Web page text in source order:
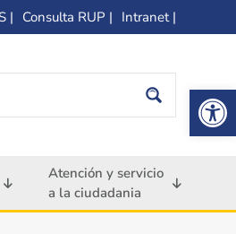
| Consulta RUP | Intranet |
Atención y servicio
a la ciudadania